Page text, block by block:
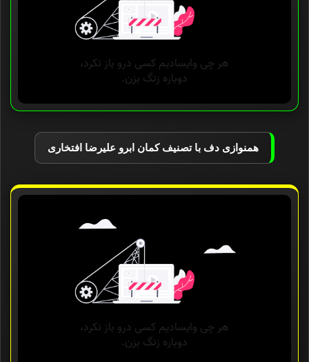
همنوازی دف با تصنیف کمان ابرو علیرضا افتخاری